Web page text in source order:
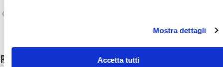
Mostra dettagli
Accetta tutti
Piscine fuori terra Gre effetto
Related Articles